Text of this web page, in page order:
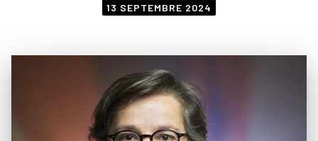
13 SEPTEMBRE 2024